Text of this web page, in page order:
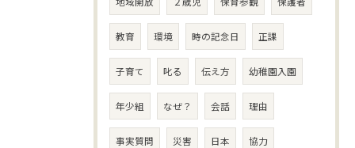
教育 環境 時の記念日 正課
子育て 叱る 伝え方 幼稚園入園
年少組 なぜ？ 会話 理由
事実質問 災害 日本 協力